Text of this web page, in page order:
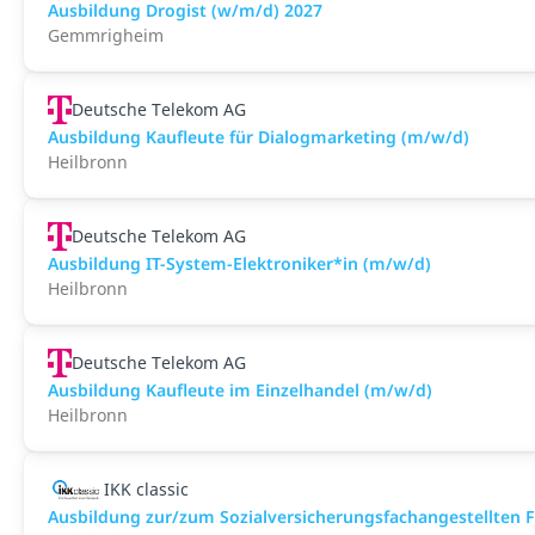
Ausbildung Drogist (w/m/d) 2027
Gemmrigheim
Deutsche Telekom AG
Ausbildung Kaufleute für Dialogmarketing (m/w/d)
Heilbronn
Deutsche Telekom AG
Ausbildung IT-System-Elektroniker*in (m/w/d)
Heilbronn
Deutsche Telekom AG
Ausbildung Kaufleute im Einzelhandel (m/w/d)
Heilbronn
IKK classic
Aus­bild­ung zur/zum Sozial­versicher­ungs­fach­angestellten­